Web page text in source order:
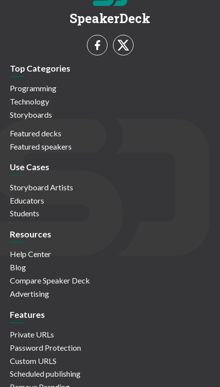
SpeakerDeck
Top Categories
Programming
Technology
Storyboards
Featured decks
Featured speakers
Use Cases
Storyboard Artists
Educators
Students
Resources
Help Center
Blog
Compare Speaker Deck
Advertising
Features
Private URLs
Password Protection
Custom URLS
Scheduled publishing